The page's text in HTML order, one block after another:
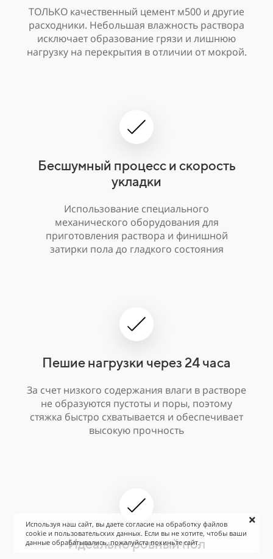
ТОЛЬКО качественный цемент м500 и другие
расходники. Небольшая влажность раствора
исключает образование грязи и лишнюю
нагрузку на перекрытия в отличии от мокрой.
Бесшумный процесс и скорость
укладки
Использование специального
механического оборудования для
приготовления раствора и финишной
затирки пола до гладкого состояния
Пешие нагрузки через 24 часа
За счет низкого содержания влаги в растворе
не образуются пустоты и поры, поэтому
стяжка быстро схватывается и обеспечивает
высокую прочность
Идеально ровный пол
Используя наш сайт, вы даете согласие на обработку файлов
cookie и пользовательских данных. Если вы не хотите, чтобы ваши
данные обрабатывались, пожалуйста покиньте сайт.